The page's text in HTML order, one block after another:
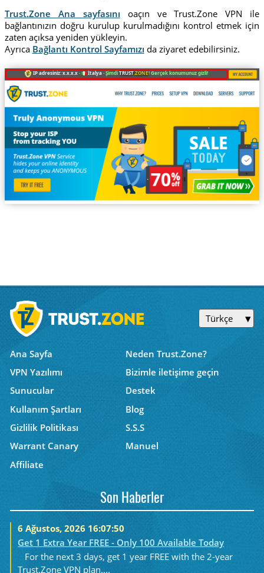
Trust.Zone Ana sayfasını oaçın ve Trust.Zone VPN ile
bağlantınızın doğru kurulup kurulmadığını kontrol etmek için
zaten açıksa yeniden yükleyin.
Ayrıca Bağlantı Kontrol Sayfamızı da ziyaret edebilirsiniz.
IP adresiniz: x.x.x.x · İtalya ·ŞimdiTRUST.ZONE! Gerçek konumunuz gizli!
Türkçe
Ana Sayfa
Neden Trust.Zone?
VPN Yazılımı
Bizimle iletişime geçin
Sunucular
Destek
Kullanım Şartları
Blog
Gizlilik Politikası
S.S.S
Warrant Canary
Manuel
Affiliate
Son Haberler
6 Ağustos, 2026 16:07:50
Get 1 Extra Year FREE - Only 100 Available Today
For the next 3 days, get 1 year FREE with the 2-year
Trust.Zone VPN plan....